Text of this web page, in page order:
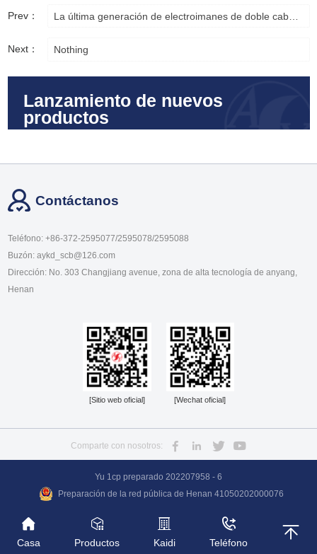
Lanzamiento de nuevos
productos
Prev：
Next： Nothing
Contáctanos
Teléfono: +86-372-2595077/2595078/2595088
Buzón: aykd_scb@126.com
Dirección: No. 303 Changjiang avenue, zona de alta tecnología de anyang,
Henan
[Sitio web oficial] [Wechat oficial]
Comparte con nosotros:
Yu 1cp preparado 202207958 - 6
Preparación de la red pública de Henan 41050202000076
Casa Productos Kaidi Teléfono